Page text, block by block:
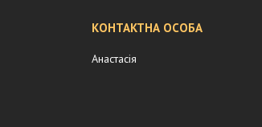
Анастасія